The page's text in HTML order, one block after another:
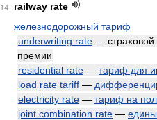
14
railway rate
железнодорожный тариф
underwriting rate — страховой
премии
residential rate — тариф для
load rate tariff —
electricity rate — тариф на
joint combination rate —